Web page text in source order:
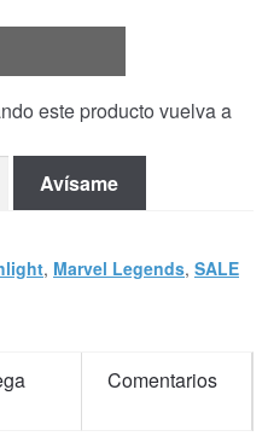
este producto vuelva a
Avísame
, Marvel Legends, SALE
Comentarios